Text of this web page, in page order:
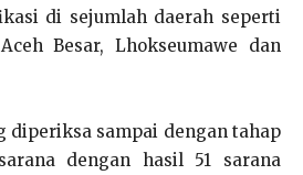
di sejumlah daerah seperti
Besar, Lhokseumawe dan
diperiksa sampai dengan tahap
dengan hasil 51 sarana